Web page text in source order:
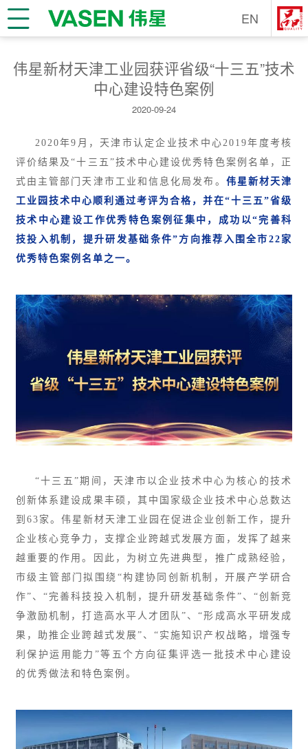
EN
伟星新材天津工业园获评省级“十三五”技术
中心建设特色案例
2020-09-24
2020年9月，天津市认定企业技术中心2019年度考核
评价结果及“十三五”技术中心建设优秀特色案例名单，正
式由主管部门天津市工业和信息化局发布。 伟星新材天津
工业园技术中心顺利通过考评为合格，并在“十三五”省级
技术中心建设工作优秀特色案例征集中，成功以“完善科
技投入机制，提升研发基础条件”方向推荐入围全市22家
优秀特色案例名单之一。
“十三五”期间，天津市以企业技术中心为核心的技术
创新体系建设成果丰硕，其中国家级企业技术中心总数达
到63家。伟星新材天津工业园在促进企业创新工作，提升
企业核心竞争力，支撑企业跨越式发展方面，发挥了越来
越重要的作用。因此，为树立先进典型，推广成熟经验，
市级主管部门拟围绕“构建协同创新机制，开展产学研合
作”、“完善科技投入机制，提升研发基础条件”、“创新竞
争激励机制，打造高水平人才团队”、“形成高水平研发成
果，助推企业跨越式发展”、“实施知识产权战略，增强专
利保护运用能力”等五个方向征集评选一批技术中心建设
的优秀做法和特色案例。